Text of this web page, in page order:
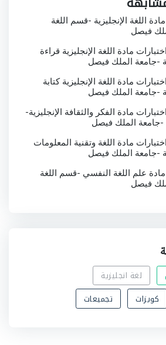
p
اللغة الإنجليزية -قسم اللغة
فيصل
مادة اللغة الإنجليزية قراءة
-جامعة الملك فيصل
مادة اللغة الإنجليزية كتابة
-جامعة الملك فيصل
مادة الفكر والثقافة الإنجليزية-
-جامعة الملك فيصل
مادة اللغة وتقنية المعلومات
-جامعة الملك فيصل
علم اللغة النفسي -قسم اللغة
فيصل
لغة انجليزية
كويزات تجميعات